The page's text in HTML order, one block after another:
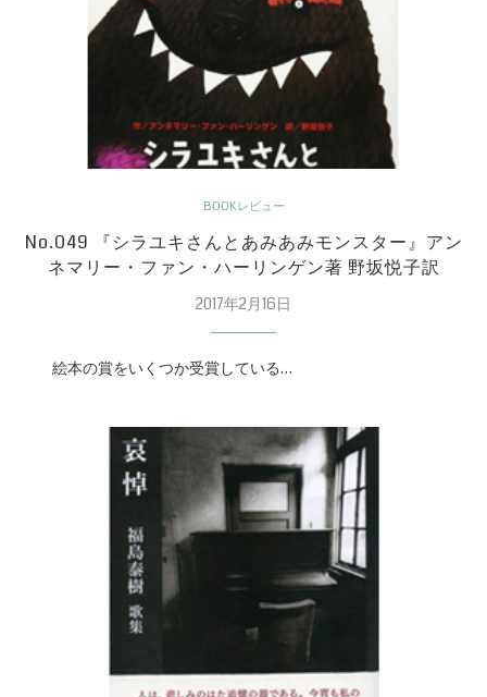
BOOKレビュー
No.049 『シラユキさんとあみあみモンスター』アン
ネマリー・ファン・ハーリンゲン著 野坂悦子訳
2017年2月16日
絵本の賞をいくつか受賞している…